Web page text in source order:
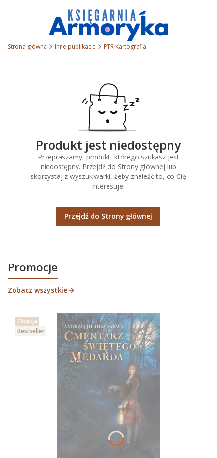
Strona główna Inne publikacje PTR Kartografia
Produkt jest niedostępny
Przepraszamy, produkt, którego szukasz jest
niedostępny. Przejdź do Strony głównej lub
skorzystaj z wyszukiwarki, żeby znaleźć to, co Cię
interesuje.
Przejdź do Strony głównej
Promocje
Zobacz wszystkie
Okazja
Bestseller